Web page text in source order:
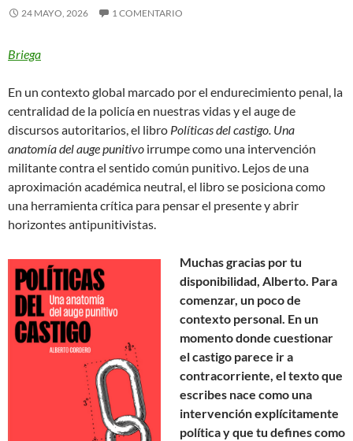
24 MAYO, 2026 1 COMENTARIO
Briega
En un contexto global marcado por el endurecimiento penal, la
centralidad de la policía en nuestras vidas y el auge de
discursos autoritarios, el libro Políticas del castigo. Una
anatomía del auge punitivo irrumpe como una intervención
militante contra el sentido común punitivo. Lejos de una
aproximación académica neutral, el libro se posiciona como
una herramienta crítica para pensar el presente y abrir
horizontes antipunitivistas.
Muchas gracias por tu
disponibilidad, Alberto. Para
comenzar, un poco de
contexto personal. En un
momento donde cuestionar
el castigo parece ir a
contracorriente, el texto que
escribes nace como una
intervención explícitamente
política y que tu defines como